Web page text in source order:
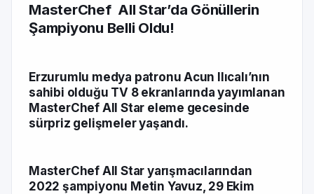
MasterChef All Star’da Gönüllerin
Şampiyonu Belli Oldu!
Erzurumlu medya patronu Acun Ilıcalı’nın
sahibi olduğu TV 8 ekranlarında yayımlanan
MasterChef All Star eleme gecesinde
sürpriz gelişmeler yaşandı.
MasterChef All Star yarışmacılarından
2022 şampiyonu Metin Yavuz, 29 Ekim